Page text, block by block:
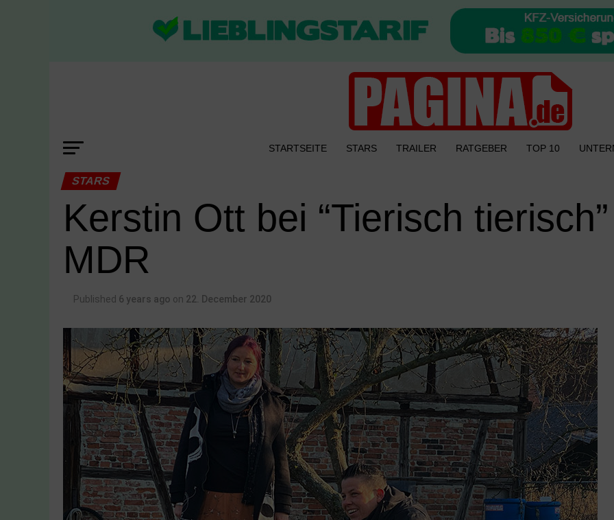
STARTSEITE STARS TRAILER RATGEBER TOP 10
STARS
Kerstin Ott bei “Tierisch
MDR
Published 6 years ago on 22. December 2020